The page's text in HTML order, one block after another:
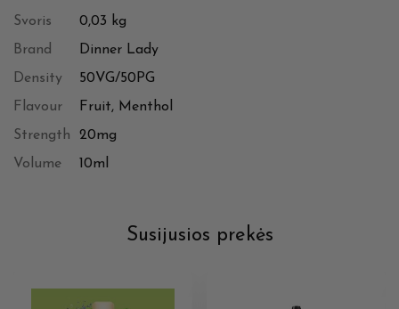
Svoris
0,03 kg
Brand
Dinner Lady
Density
50VG/50PG
Flavour
Fruit, Menthol
Strength
20mg
Volume
10ml
Susijusios prekės